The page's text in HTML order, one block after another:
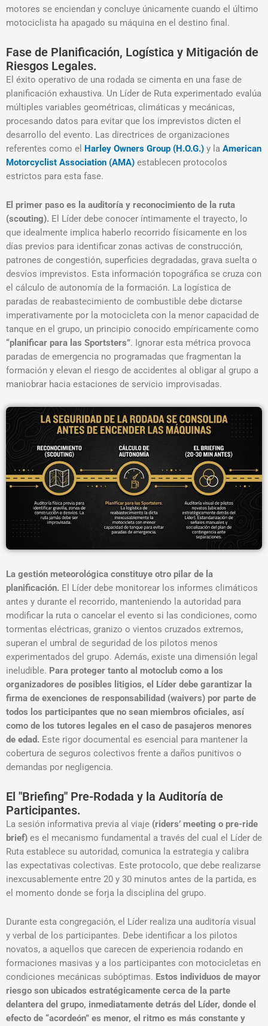
motores se enciendan y concluye únicamente cuando el último
motociclista ha apagado su máquina en el destino final .
Fase de Planificación, Logística y Mitigación de
Riesgos Legales.
El éxito operativo de una rodada se cimenta en una fase de
planificación exhaustiva. Un Líder de Ruta experimentado evalúa
múltiples variables geométricas, climáticas y mecánicas,
procesando datos para evitar que los imprevistos dicten el
desarrollo del evento. Las directrices de organizaciones
referentes como el Harley Owners Group (H.O.G.) y la American
Motorcyclist Association (AMA) establecen protocolos
estrictos para esta fase.
El primer paso es la auditoría y reconocimiento de la ruta
(scouting). El Líder debe conocer íntimamente el trayecto, lo
que idealmente implica haberlo recorrido físicamente en los
días previos para identificar zonas activas de construcción,
patrones de congestión, superficies degradadas, grava suelta o
desvíos imprevistos. Esta información topográfica se cruza con
el cálculo de autonomía de la formación. La logística de
paradas de reabastecimiento de combustible debe dictarse
imperativamente por la motocicleta con la menor capacidad de
tanque en el grupo, un principio conocido empíricamente como
“planificar para las Sportsters”. Ignorar esta métrica provoca
paradas de emergencia no programadas que fragmentan la
formación y elevan el riesgo de accidentes al obligar al grupo a
maniobrar hacia estaciones de servicio improvisadas.
La gestión meteorológica constituye otro pilar de la
planificación. El Líder debe monitorear los informes climáticos
antes y durante el recorrido, manteniendo la autoridad para
modificar la ruta o cancelar el evento si las condiciones, como
tormentas eléctricas, granizo o vientos cruzados extremos,
superan el umbral de seguridad de los pilotos menos
experimentados del grupo. Además, existe una dimensión legal
ineludible. Para proteger tanto al motoclub como a los
organizadores de posibles litigios, el Líder debe garantizar la
firma de exenciones de responsabilidad (waivers) por parte de
todos los participantes que no sean miembros oficiales, así
como de los tutores legales en el caso de pasajeros menores
de edad. Este rigor documental es esencial para mantener la
cobertura de seguros colectivos frente a daños punitivos o
demandas por negligencia.
El "Briefing" Pre-Rodada y la Auditoría de
Participantes.
La sesión informativa previa al viaje (riders’ meeting o pre-ride
brief) es el mecanismo fundamental a través del cual el Líder de
Ruta establece su autoridad, comunica la estrategia y calibra
las expectativas colectivas. Este protocolo, que debe realizarse
inexcusablemente entre 20 y 30 minutos antes de la partida, es
el momento donde se forja la disciplina del grupo.
Durante esta congregación, el Líder realiza una auditoría visual
y verbal de los participantes. Debe identificar a los pilotos
novatos, a aquellos que carecen de experiencia rodando en
formaciones masivas y a los participantes con motocicletas en
condiciones mecánicas subóptimas. Estos individuos de mayor
riesgo son ubicados estratégicamente cerca de la parte
delantera del grupo, inmediatamente detrás del Líder, donde el
efecto de “acordeón” es menor, el ritmo es más constante y